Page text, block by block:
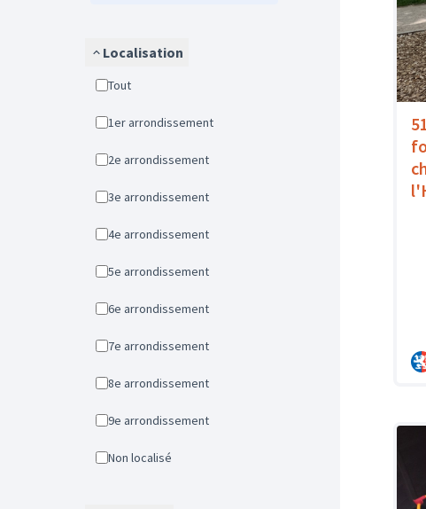
Localisation
Tout
1er arrondissement
2e arrondissement
3e arrondissement
4e arrondissement
5e arrondissement
6e arrondissement
7e arrondissement
8e arrondissement
9e arrondissement
Non localisé